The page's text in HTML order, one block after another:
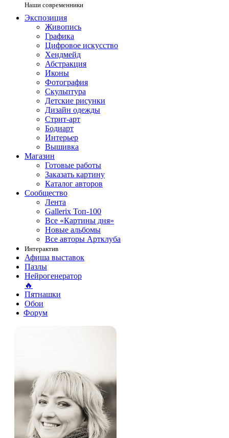
Наши современники
Экспозиция
Живопись
Графика
Цифровое искусство
Хендмейд
Абстракция
Иконы
Фотография
Скульптура
Детские рисунки
Дизайн одежды
Стрит-арт
Бодиарт
Интерьер
Вышивка
Магазин
Готовые работы
Заказать картину
Каталог авторов
Сообщество
Лента
Gallerix Топ-100
Все «Картины дня»
Новые альбомы
Все авторы Артклуба
Интерактив
Афиша выставок
Пазлы
Нейрогенератор
🔥
Пятнашки
Обои
Форум